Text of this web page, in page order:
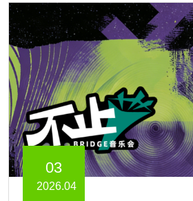
03
2026.04